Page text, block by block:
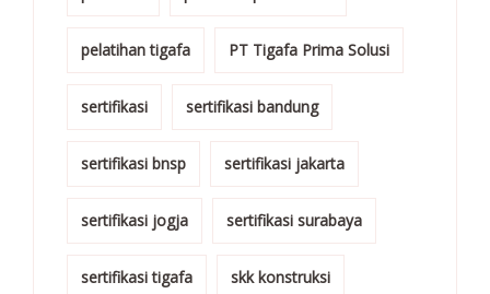
pelatihan tigafa PT Tigafa Prima Solusi
sertifikasi sertifikasi bandung
sertifikasi bnsp sertifikasi jakarta
sertifikasi jogja sertifikasi surabaya
sertifikasi tigafa skk konstruksi